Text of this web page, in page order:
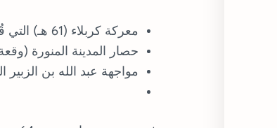
معركة كربلاء (61 هـ) التي قُتل فيها الامام الحسين بن علي عليه السلام.
حصار المدينة المنورة (وقعة الحرة 63 هـ) بسبب تمرد أهلها عليه وقتلهم شر
مواجهة عبد الله بن